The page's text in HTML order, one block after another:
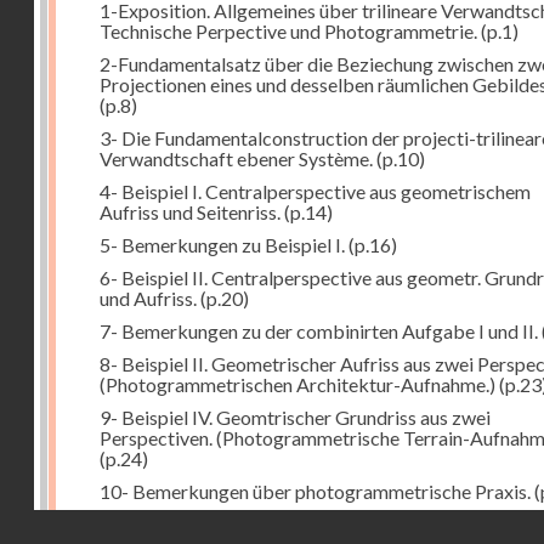
1-Exposition. Allgemeines über trilineare
Technische Perpective und Photogrammetrie. (p.1)
2-Fundamentalsatz über die Beziechung zwischen
Projectionen eines und desselben räumlichen
(p.8)
3- Die Fundamentalconstruction der projecti-
Verwandtschaft ebener Système. (p.10)
4- Beispiel I. Centralperspective aus geometrischem
Aufriss und Seitenriss. (p.14)
5- Bemerkungen zu Beispiel I. (p.16)
6- Beispiel II. Centralperspective aus geometr.
und Aufriss. (p.20)
7- Bemerkungen zu der combinirten Aufgabe I und II.
8- Beispiel II. Geometrischer Aufriss aus zwei
(Photogrammetrischen Architektur-Aufnahme.)
9- Beispiel IV. Geomtrischer Grundriss aus zwei
Perspectiven. (Photogrammetrische Terrain-
(p.24)
10- Bemerkungen über photogrammetrische Praxis.